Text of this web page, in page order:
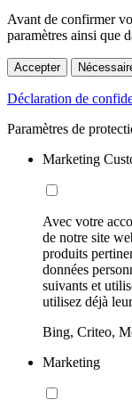
Avant de confirmer
paramètres ainsi que
Accepter
Déclaration de
Paramètres de
Marketing
Avec votre
de notre site
produits
données
suivants et
utilisez déjà
Bing, Criteo,
Marketing